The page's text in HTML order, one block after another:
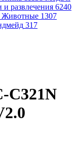
и развлечения 6240
Животные 1307
317
C321N